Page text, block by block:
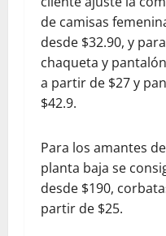
de camisas
desde $32.90, y
chaqueta y
a partir de $27 y
$42.9.
Para los amantes
planta baja se
desde $190,
partir de $25.